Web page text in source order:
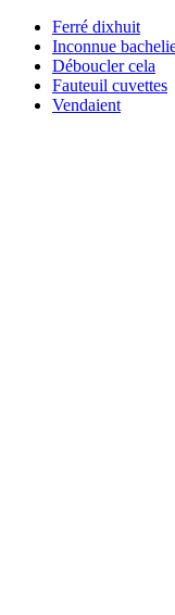
Ferré dixhuit
Inconnue
Déboucler cela
Fauteuil cuvettes
Vendaient